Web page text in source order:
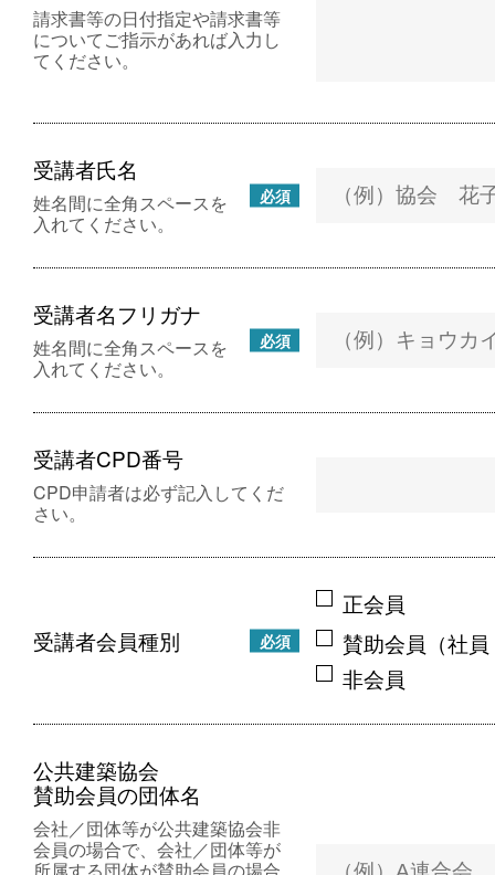
請求書等の日付指定や請求書等
についてご指示があれば入力し
てください。
受講者氏名
必須
姓名間に全角スペースを
入れてください。
受講者名フリガナ
必須
姓名間に全角スペースを
入れてください。
受講者CPD番号
CPD申請者は必ず記入してくだ
さい。
受講者会員種別 必須
正会員
賛助会員（社
非会員
公共建築協会
賛助会員の団体名
会社／団体等が公共建築協会非
会員の場合で、会社／団体等が